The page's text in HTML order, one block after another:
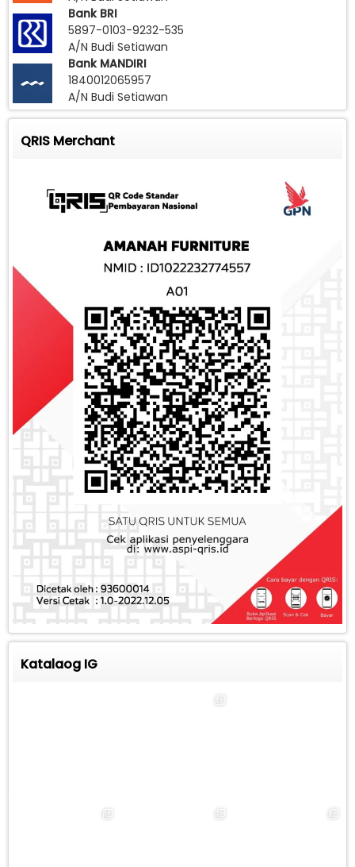
Bank BRI
5897-0103-9232-535
A/N Budi Setiawan
Bank MANDIRI
1840012065957
A/N Budi Setiawan
QRIS Merchant
Katalaog IG